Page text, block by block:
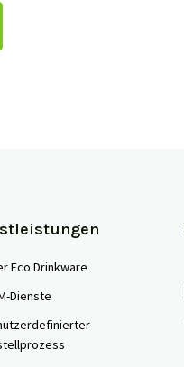
Eco Drinkware
Dienste